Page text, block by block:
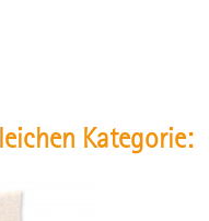
Kategorie: